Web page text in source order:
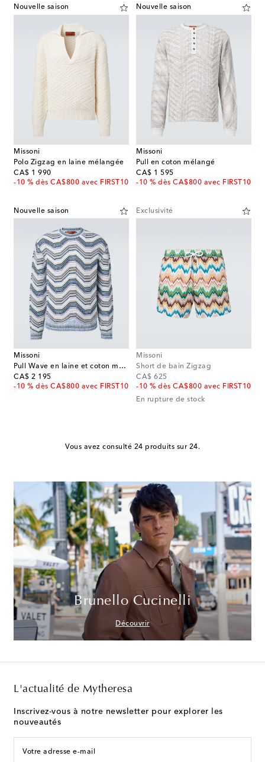
Nouvelle saison
Missoni
Polo Zigzag en laine mélangée
CA$ 1 990
original price
-10 % dès CA$800 avec FIRST10
Nouvelle saison
Missoni
Pull en coton mélangé
CA$ 1 595
original price
-10 % dès CA$800 avec FIRST10
Nouvelle saison
Missoni
Pull Wave en laine et coton mélangés
CA$ 2 195
original price
-10 % dès CA$800 avec FIRST10
Exclusivité
Missoni
Short de bain Zigzag
CA$ 625
original price
-10 % dès CA$800 avec FIRST10
En rupture de stock
Vous avez consulté 24 produits sur 24.
Brunello Cucinelli
Découvrir
L'actualité de Mytheresa
Inscrivez-vous à notre newsletter pour explorer les
nouveautés
Votre adresse e-mail